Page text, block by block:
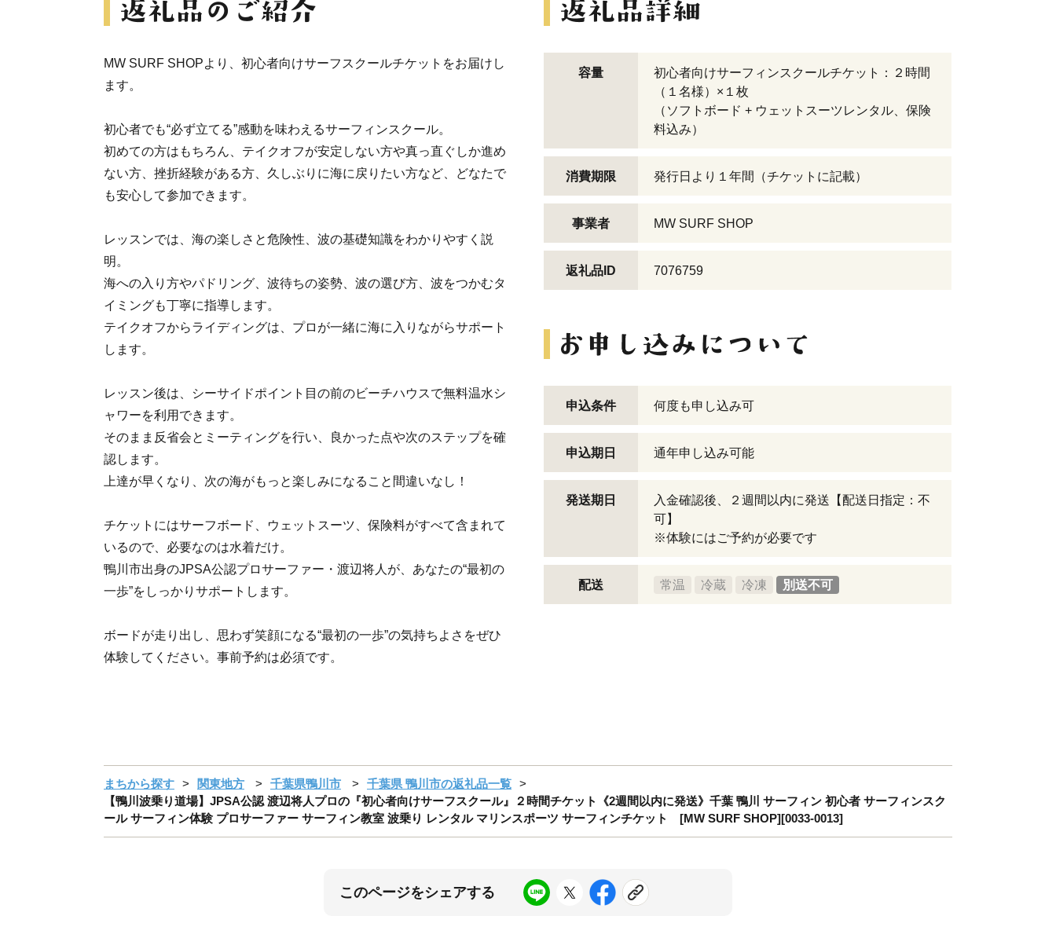
MW SURF SHOPより、初心者向けサーフスクールチケットをお届けし
ます。
初心者でも“必ず立てる”感動を味わえるサーフィンスクール。
初めての方はもちろん、テイクオフが安定しない方や真っ直ぐしか進め
ない方、挫折経験がある方、久しぶりに海に戻りたい方など、どなたで
も安心して参加できます。
レッスンでは、海の楽しさと危険性、波の基礎知識をわかりやすく説
明。
海への入り方やパドリング、波待ちの姿勢、波の選び方、波をつかむタ
イミングも丁寧に指導します。
テイクオフからライディングは、プロが一緒に海に入りながらサポート
します。
レッスン後は、シーサイドポイント目の前のビーチハウスで無料温水シ
ャワーを利用できます。
そのまま反省会とミーティングを行い、良かった点や次のステップを確
認します。
上達が早くなり、次の海がもっと楽しみになること間違いなし！
チケットにはサーフボード、ウェットスーツ、保険料がすべて含まれて
いるので、必要なのは水着だけ。
鴨川市出身のJPSA公認プロサーファー・渡辺将人が、あなたの“最初の
一歩”をしっかりサポートします。
ボードが走り出し、思わず笑顔になる“最初の一歩”の気持ちよさをぜひ
体験してください。事前予約は必須です。
容量
初心者向けサーフィンスクールチケット：２時間
（１名様）×１枚
（ソフトボード + ウェットスーツレンタル、保険
料込み）
消費期限 発行日より１年間（チケットに記載）
事業者 MW SURF SHOP
返礼品ID 7076759
申込条件 何度も申し込み可
申込期日 通年申し込み可能
発送期日
入金確認後、２週間以内に発送【配送日指定：不
可】
※体験にはご予約が必要です
配送 常温 冷蔵 冷凍 別送不可
まちから探す 関東地方 千葉県鴨川市
千葉県 鴨川市の返礼品一覧
【鴨川波乗り道場】JPSA公認 渡辺将人プロの『初心者向けサーフスクール』２時間チケット《2週間以内に発送》千葉 鴨川 サーフィン 初心者 サーフィンスク
ール サーフィン体験 プロサーファー サーフィン教室 波乗り レンタル マリンスポーツ サーフィンチケット [MW SURF SHOP][0033-0013]
このページをシェアする